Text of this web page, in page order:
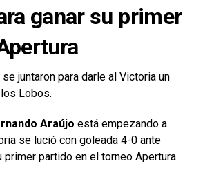
ganar su primer
juntaron para darle al Victoria un
Lobos.
Araújo está empezando a
se lució con goleada 4-0 ante
primer partido en el torneo Apertura.